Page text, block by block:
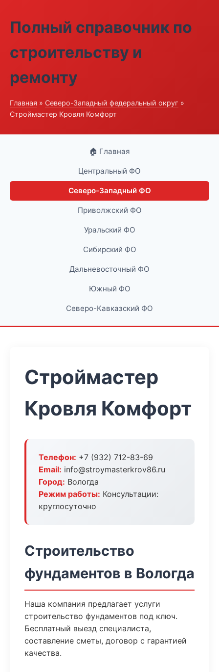
Полный справочник по
строительству и
ремонту
Главная » Северо-Западный федеральный округ »
Строймастер Кровля Комфорт
🏠 Главная
Центральный ФО
Северо-Западный ФО
Приволжский ФО
Уральский ФО
Сибирский ФО
Дальневосточный ФО
Южный ФО
Северо-Кавказский ФО
Строймастер
Кровля Комфорт
Телефон: +7 (932) 712-83-69
Email: info@stroymasterkrov86.ru
Город: Вологда
Режим работы: Консультации:
круглосуточно
Строительство
фундаментов в Вологда
Наша компания предлагает услуги
строительство фундаментов под ключ.
Бесплатный выезд специалиста,
составление сметы, договор с гарантией
качества.